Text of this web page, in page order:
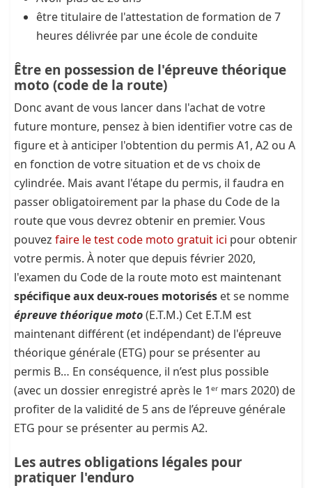
être titulaire de l'attestation de formation de 7
heures délivrée par une école de conduite
Être en possession de l'épreuve théorique
moto (code de la route)
Donc avant de vous lancer dans l'achat de votre
future monture, pensez à bien identifier votre cas de
figure et à anticiper l'obtention du permis A1, A2 ou A
en fonction de votre situation et de vs choix de
cylindrée. Mais avant l'étape du permis, il faudra en
passer obligatoirement par la phase du Code de la
route que vous devrez obtenir en premier. Vous
pouvez faire le test code moto gratuit ici pour obtenir
votre permis. À noter que depuis février 2020,
l'examen du Code de la route moto est maintenant
spécifique aux deux-roues motorisés et se nomme
épreuve théorique moto(E.T.M.) Cet E.T.M est
maintenant différent (et indépendant) de l'épreuve
théorique générale (ETG) pour se présenter au
permis B… En conséquence, il n’est plus possible
(avec un dossier enregistré après le 1ᵉʳ mars 2020) de
profiter de la validité de 5 ans de l’épreuve générale
ETG pour se présenter au permis A2.
Les autres obligations légales pour
pratiquer l'enduro